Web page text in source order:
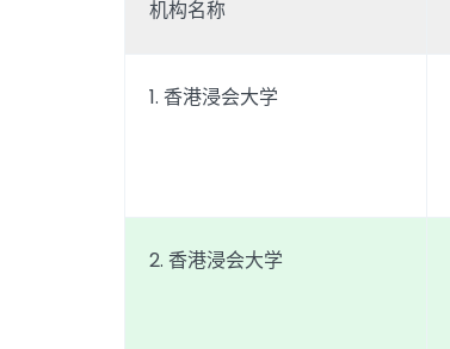
机构名称
1. 香港浸会大学
2. 香港浸会大学